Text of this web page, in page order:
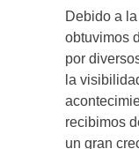
Debido a
obtuvimos
por
la
recibimos
un gran